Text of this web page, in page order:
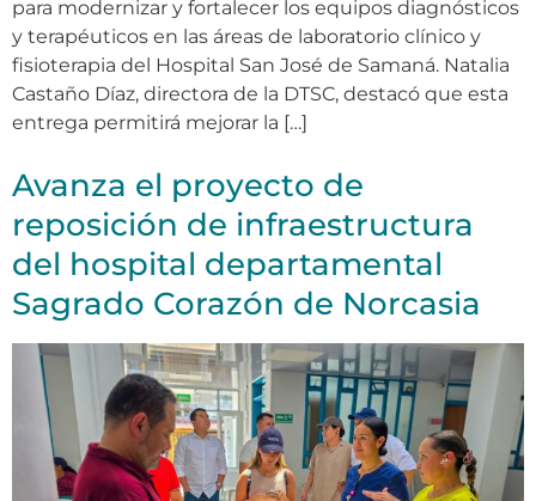
para modernizar y fortalecer los equipos diagnósticos
y terapéuticos en las áreas de laboratorio clínico y
fisioterapia del Hospital San José de Samaná. Natalia
Castaño Díaz, directora de la DTSC, destacó que esta
entrega permitirá mejorar la […]
Avanza el proyecto de
reposición de infraestructura
del hospital departamental
Sagrado Corazón de Norcasia